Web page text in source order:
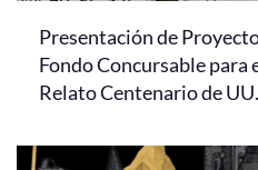
Presentación de
Fondo Concursable para
Relato Centenario de